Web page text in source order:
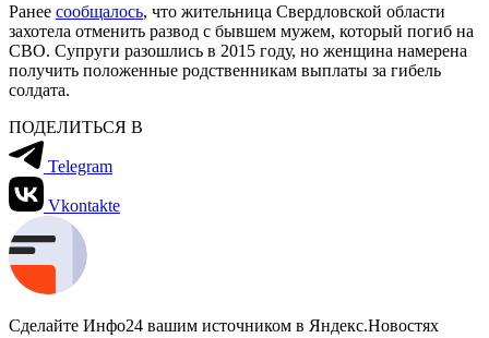
Ранее сообщалось, что жительница Свердловской области
захотела отменить развод с бывшем мужем, который погиб на
СВО. Супруги разошлись в 2015 году, но женщина намерена
получить положенные родственникам выплаты за гибель
солдата.
ПОДЕЛИТЬСЯ В
Telegram
Vkontakte
Сделайте Инфо24 вашим источником в Яндекс.Новостях